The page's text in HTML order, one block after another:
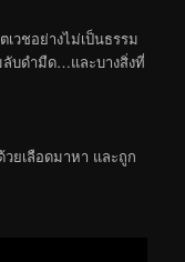
วชอย่างไม่เป็นธรรม
ลับดำมืด…และบางสิ่งที่
ยเลือดมาหา และถูก